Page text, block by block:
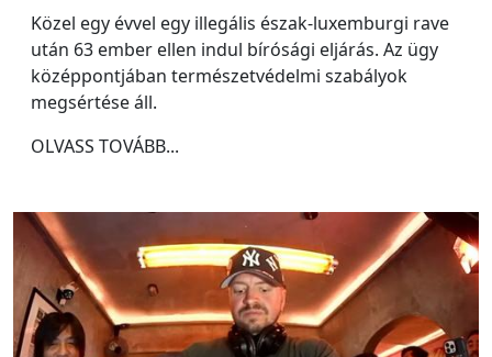
Közel egy évvel egy illegális észak-luxemburgi rave
után 63 ember ellen indul bírósági eljárás. Az ügy
középpontjában természetvédelmi szabályok
megsértése áll.
OLVASS TOVÁBB...